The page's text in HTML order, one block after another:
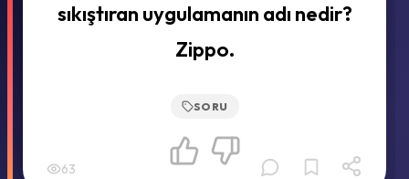
sıkıştıran uygulamanın adı nedir?
Zippo.
SORU
63